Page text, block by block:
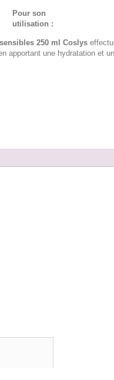
Pour son
utilisation :
250 ml Coslys
apportant une hydratation et